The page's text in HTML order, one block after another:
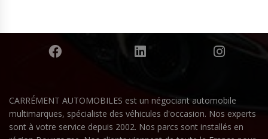
CARRÉMENT AUTOMOBILES est un négociant automobile
multimarques, spécialiste des véhicules d'occasion. Nos experts
sont à votre service depuis 2002. Nos parcs sont installés en